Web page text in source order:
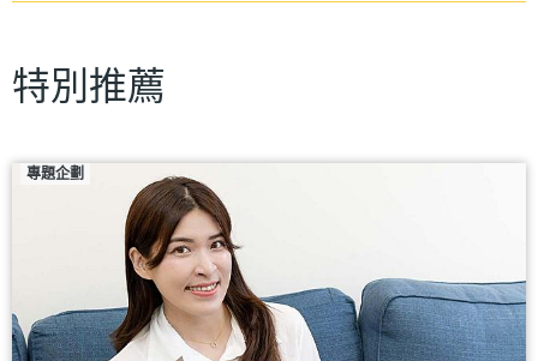
特別推薦
專題企劃